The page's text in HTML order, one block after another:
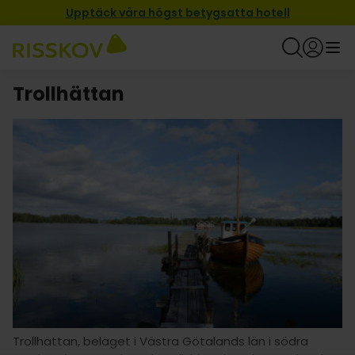
Upptäck våra högst betygsatta hotell
Trollhättan
Trollhättan, beläget i Västra Götalands län i södra